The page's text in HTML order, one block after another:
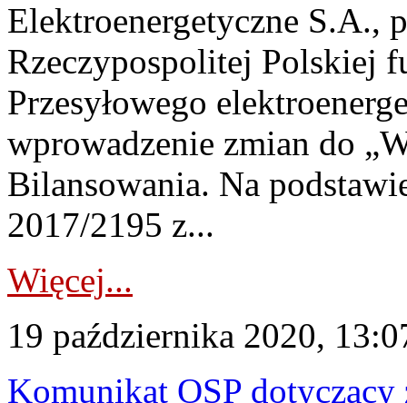
Elektroenergetyczne S.A.,
Rzeczypospolitej Polskiej
Przesyłowego
wprowadzenie zmian do
Bilansowania. Na
2017/2195 z...
Więcej...
19 października 2020,
Komunikat OSP dotyczący